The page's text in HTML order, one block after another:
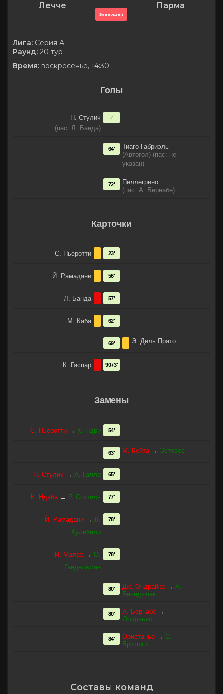
Лечче
Завершён
Парма
Лига: Серия А
Раунд: 20 тур
Время: воскресенье, 14:30
Голы
Н. Стулич
(пас: Л. Банда)
1'
Тиаго Габриэль
(Автогол) (пас: не
указан)
64'
Пеллегрино
(пас: А. Бернабе)
72'
Карточки
С. Пьеротти 23'
Й. Рамадани 56'
Л. Банда 57'
М. Каба 62'
Э. Дель Пратo
69'
К. Гаспар 90+3'
Замены
С. Пьеротти → К. Ндри 54'
М. Кейта→ Эстевес
63'
Н. Стулич → А. Галло 65'
К. Ндаба→ Р. Соттиль 77'
Й. Рамадани → Л.
Кулибали
78'
И. Малех → О.
Гандельман
78'
Дж. Ондрайка→ А.
Бенедычак
80'
А. Бернабе →
Ордоньес
80'
Ористаньо → С.
Бритшги
84'
Составы команд